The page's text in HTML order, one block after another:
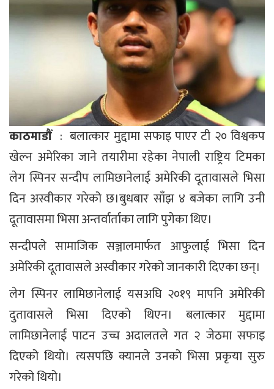
काठमाडौँ: बलात्कार मुद्दामा सफाइ पाएर टी २० विश्वकप
खेल्न अमेरिका जाने तयारीमा रहेका नेपाली राष्ट्रिय टिमका
लेग स्पिनर सन्दीप लामिछानेलाई अमेरिकी दूतावासले भिसा
दिन अस्वीकार गरेको छ।बुधबार साँझ ४ बजेका लागि उनी
दूतावासमा भिसा अन्तर्वार्ताका लागि पुगेका थिए।
सन्दीपले सामाजिक सञ्जालमार्फत आफुलाई भिसा दिन
अमेरिकी दूतावासले अस्वीकार गरेको जानकारी दिएका छन्।
लेग स्पिनर लामिछानेलाई यसअघि २०१९ मापनि अमेरिकी
दुतावासले भिसा दिएको थिएन। बलात्कार मुद्दामा
लामिछानेलाई पाटन उच्च अदालतले गत २ जेठमा सफाइ
दिएको थियो। त्यसपछि क्यानले उनको भिसा प्रकृया सुरु
गरेको थियो।